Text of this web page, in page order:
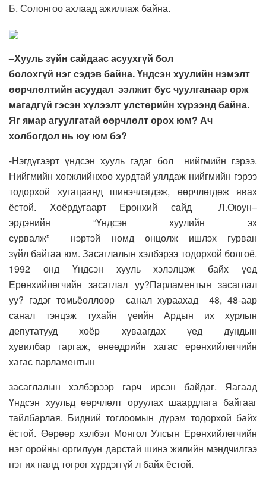
Б. Солонгоо ахлаадажиллаж байна.
–Хууль зүйн сайдаас асуухгүй бол
болохгүй нэгсэдэвбайна. Үндсэн хуулийн нэмэлт
өөрчлөлтийн асуудал ээлжит бус чуулганаар орж
магадгүй гэсэн хүлээлт улстөрийн хүрээнд байна.
Яг ямар агуулгатай өөрчлөлт орох юм? Ач
холбогдол нь юу юм бэ?
-Нэгдүгээрт үндсэн хууль гэдэг бол нийгмийн гэрээ.
Нийгмийн хөгжлийнхөө хурдтай уялдаж нийгмийн гэрээ
тодорхой хугацаанд шинэчлэгдэж, өөрчлөгдөж явах
ёстой. Хоёрдугаарт Ерөнхий сайд Л.Оюун–
эрдэнийн “Үндсэн хуулийн эх
сурвалж” нэртэй номд онцолж ишлэх гурван
зүйл байгаа юм.Засаглалын хэлбэрээ тодорхой болгоё.
1992 онд Үндсэн хууль хэлэлцэж байх үед
Ерөнхийлөгчийн засаглал уу?Парламентын засаглал
уу? гэдэг томьёоллоор санал хураахад 48, 48-аар
санал тэнцэж
тухайн үеийнАрдын их хурлын
депутатууд хоёр хуваагдах үед дундын
хувилбар гаргаж, өнөөдрийн хагас ерөнхийлөгчийн
хагас парламентын
засаглалын хэлбэрээр гарч ирсэн байдаг. Яагаад
Үндсэн хуульд өөрчлөлт оруулах шаардлага байгааг
тайлбарлая. Бидний тоглоомын дүрэм тодорхой байх
ёстой. Өөрөөр хэлбэл МонголУлсын Ерөнхийлөгчийн
нэг оройны оргилуун дарстай шинэ жилийн мэндчилгээ
нэг их наяд төгрөг хүрдэггүй л байх ёстой.